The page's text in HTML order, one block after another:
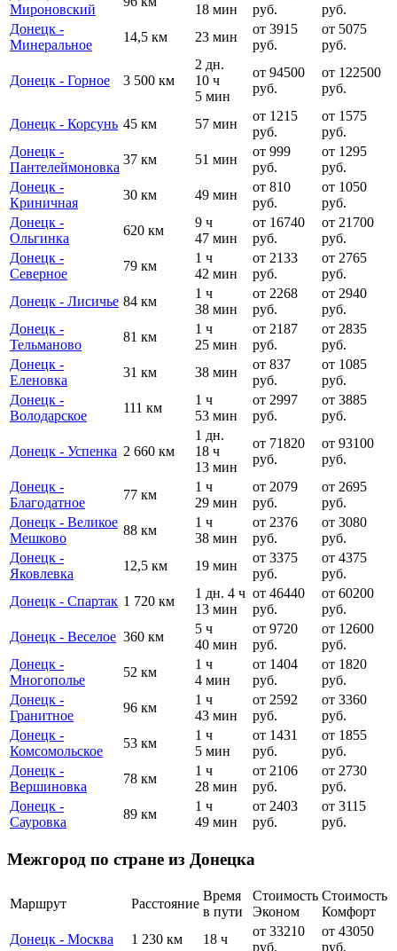
Мироновский
18 мин
руб.
руб.
Донецк -
Минеральное
14,5 км 23 мин
от 3915
руб.
от 5075
руб.
Донецк - Горное 3 500 км
2 дн.
10 ч
5 мин
от 94500
руб.
от 122500
руб.
Донецк - Корсунь 45 км 57 мин
от 1215
руб.
от 1575
руб.
Донецк -
Пантелеймоновка
37 км 51 мин
от 999
руб.
от 1295
руб.
Донецк -
Криничная
30 км 49 мин
от 810
руб.
от 1050
руб.
Донецк -
Ольгинка
620 км
9 ч
47 мин
от 16740
руб.
от 21700
руб.
Донецк -
Cеверное
79 км
1 ч
42 мин
от 2133
руб.
от 2765
руб.
Донецк - Лисичье 84 км
1 ч
38 мин
от 2268
руб.
от 2940
руб.
Донецк -
Тельманово
81 км
1 ч
25 мин
от 2187
руб.
от 2835
руб.
Донецк -
Еленовка
31 км 38 мин
от 837
руб.
от 1085
руб.
Донецк -
Володарское
111 км
1 ч
53 мин
от 2997
руб.
от 3885
руб.
Донецк - Успенка 2 660 км
1 дн.
18 ч
13 мин
от 71820
руб.
от 93100
руб.
Донецк -
Благодатное
77 км
1 ч
29 мин
от 2079
руб.
от 2695
руб.
Донецк - Великое
Мешково
88 км
1 ч
38 мин
от 2376
руб.
от 3080
руб.
Донецк -
Яковлевка
12,5 км 19 мин
от 3375
руб.
от 4375
руб.
Донецк - Спартак 1 720 км
1 дн. 4 ч
13 мин
от 46440
руб.
от 60200
руб.
Донецк - Веселое 360 км
5 ч
40 мин
от 9720
руб.
от 12600
руб.
Донецк -
Многополье
52 км
1 ч
4 мин
от 1404
руб.
от 1820
руб.
Донецк -
Гранитное
96 км
1 ч
43 мин
от 2592
руб.
от 3360
руб.
Донецк -
Комсомольское
53 км
1 ч
5 мин
от 1431
руб.
от 1855
руб.
Донецк -
Вершиновка
78 км
1 ч
28 мин
от 2106
руб.
от 2730
руб.
Донецк -
Сауровка
89 км
1 ч
49 мин
от 2403
руб.
от 3115
руб.
Межгород по стране из Донецка
Маршрут Расстояние
Время
в пути
Стоимость
Эконом
Стоимость
Комфорт
Донецк - Москва
1 230 км 18 ч
от 33210
руб.
от 43050
руб.